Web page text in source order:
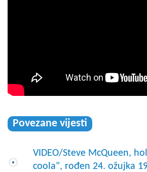
Povezane vijesti
VIDEO/Steve McQueen,
coola", rođen 24. ožujka